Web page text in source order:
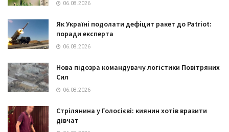
06.08.2026
Як Україні подолати дефіцит ракет до Patriot:
поради експерта
06.08.2026
Нова підозра командувачу логістики Повітряних
Сил
06.08.2026
Стрілянина у Голосієві: киянин хотів вразити
дівчат